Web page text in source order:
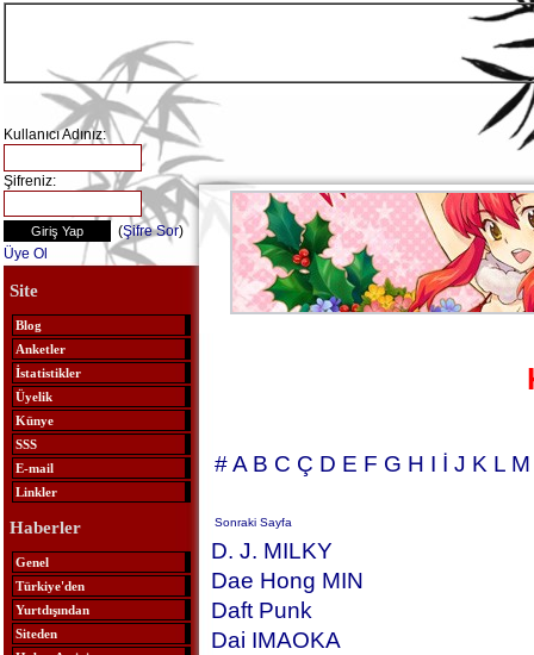
Kullanıcı Adınız:
Şifreniz:
(Şifre Sor)
Üye Ol
Site
Blog
Anketler
İstatistikler
Üyelik
Künye
SSS
E-mail
Linkler
Haberler
Genel
Türkiye'den
Yurtdışından
Siteden
# A B C Ç D E F G H I İ J K L M
Sonraki Sayfa
D. J. MILKY
Dae Hong MIN
Daft Punk
Dai IMAOKA